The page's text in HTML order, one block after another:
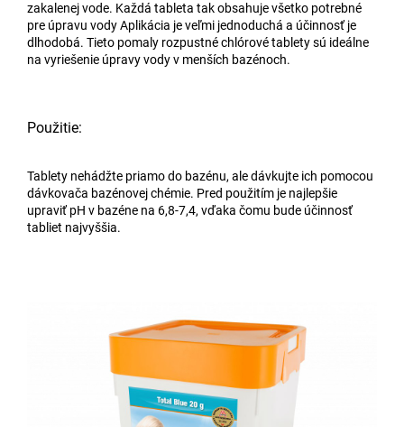
zakalenej vode. Každá tableta tak obsahuje všetko potrebné
pre úpravu vody Aplikácia je veľmi jednoduchá a účinnosť je
dlhodobá. Tieto pomaly rozpustné chlórové tablety sú ideálne
na vyriešenie úpravy vody v menších bazénoch.
Použitie:
Tablety nehádžte priamo do bazénu, ale dávkujte ich pomocou
dávkovača bazénovej chémie. Pred použitím je najlepšie
upraviť pH v bazéne na 6,8-7,4, vďaka čomu bude účinnosť
tabliet najvyššia.